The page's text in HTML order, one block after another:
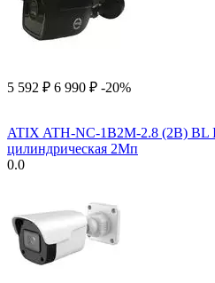
5 592 ₽ 6 990 ₽ -20%
ATIX ATH-NC-1B2M-2.8 (2B) BL
цилиндрическая 2Мп
0.0